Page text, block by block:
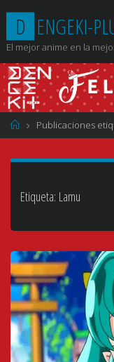
contenido
D ENGEKI-PL
El mejor anime en la
Página
de
Publicaciones
Etiqueta: Lamu